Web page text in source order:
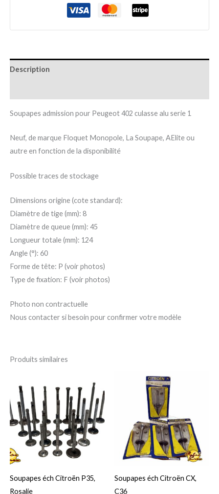
Description
Soupapes admission pour Peugeot 402 culasse alu serie 1
Neuf, de marque Floquet Monopole, La Soupape, AElite ou
autre en fonction de la disponibilité
Possible traces de stockage
Dimensions origine (cote standard):
Diamètre de tige (mm): 8
Diamètre de queue (mm): 45
Longueur totale (mm): 124
Angle (°): 60
Forme de tête: P (voir photos)
Type de fixation: F (voir photos)
Photo non contractuelle
Nous contacter si besoin pour confirmer votre modèle
Produits similaires
Soupapes éch Citroën P35,
Rosalie
produit
a
variations.
options
être
Soupapes éch Citroën CX,
C36